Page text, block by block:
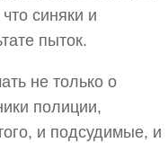
синяки и
пыток.
не только о
полиции,
и подсудимые, и